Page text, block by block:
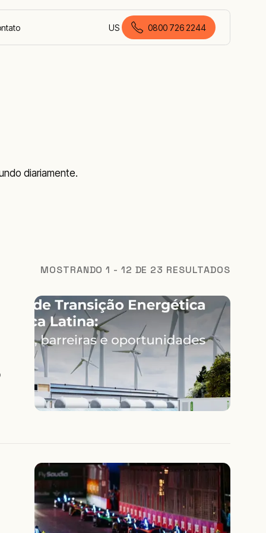
US
português (Brasil)
0800 726 2244
diariamente.
MOSTRANDO 1 - 12 DE 23 RESULTADOS